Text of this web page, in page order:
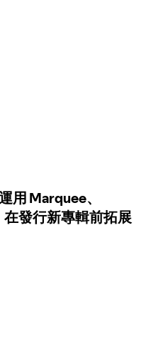
用 Marquee、
在發行新專輯前拓展